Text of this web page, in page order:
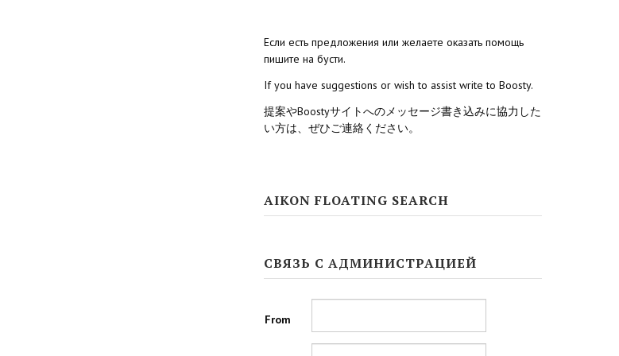
Если есть предложения или желаете оказать помощь
пишите на бусти.
If you have suggestions or wish to assist write to Boosty.
提案やBoostyサイトへのメッセージ書き込みに協力した
い方は、ぜひご連絡ください。
AIKON FLOATING SEARCH
СВЯЗЬ С АДМИНИСТРАЦИЕЙ
From